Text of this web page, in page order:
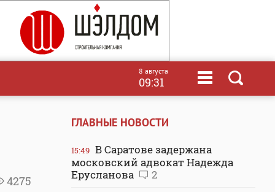
8 августа
09:31
4275
ГЛАВНЫЕ НОВОСТИ
15:49 В Саратове задержана
московский адвокат Надежда
Ерусланова
2